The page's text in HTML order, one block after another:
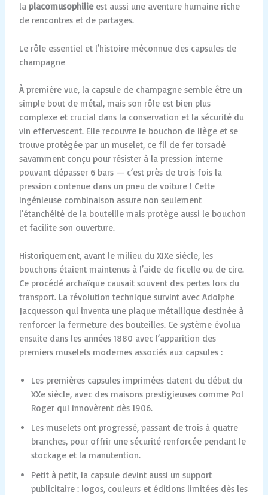
laplacomusophilieest aussi une aventure humaine riche
de rencontres et de partages.
Le rôle essentiel et l’histoire méconnue des capsules de
champagne
À première vue, la capsule de champagne semble être un
simple bout de métal, mais son rôle est bien plus
complexe et crucial dans la conservation et la sécurité du
vin effervescent. Elle recouvre le bouchon de liège et se
trouve protégée par un muselet, ce fil de fer torsadé
savamment conçu pour résister à la pression interne
pouvant dépasser 6 bars — c’est près de trois fois la
pression contenue dans un pneu de voiture ! Cette
ingénieuse combinaison assure non seulement
l’étanchéité de la bouteille mais protège aussi le bouchon
et facilite son ouverture.
Historiquement, avant le milieu du XIXe siècle, les
bouchons étaient maintenus à l’aide de ficelle ou de cire.
Ce procédé archaïque causait souvent des pertes lors du
transport. La révolution technique survint avec Adolphe
Jacquesson qui inventa une plaque métallique destinée à
renforcer la fermeture des bouteilles. Ce système évolua
ensuite dans les années 1880 avec l’apparition des
premiers muselets modernes associés aux capsules :
Les premières capsules imprimées datent du début du
XXe siècle, avec des maisons prestigieuses comme Pol
Roger qui innovèrent dès 1906.
Les muselets ont progressé, passant de trois à quatre
branches, pour offrir une sécurité renforcée pendant le
stockage et la manutention.
Petit à petit, la capsule devint aussi un support
publicitaire : logos, couleurs et éditions limitées dès les